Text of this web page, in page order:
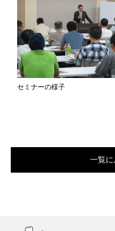
セミナーの様子
一覧に